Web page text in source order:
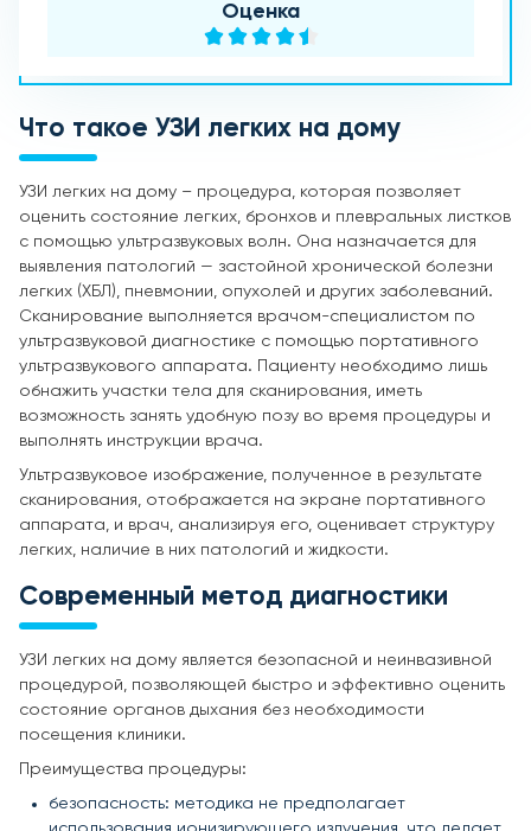
Оценка
Что такое УЗИ легких на дому
УЗИ легких на дому – процедура, которая позволяет
оценить состояние легких, бронхов и плевральных листков
с помощью ультразвуковых волн. Она назначается для
выявления патологий — застойной хронической болезни
легких (ХБЛ), пневмонии, опухолей и других заболеваний.
Сканирование выполняется врачом-специалистом по
ультразвуковой диагностике с помощью портативного
ультразвукового аппарата. Пациенту необходимо лишь
обнажить участки тела для сканирования, иметь
возможность занять удобную позу во время процедуры и
выполнять инструкции врача.
Ультразвуковое изображение, полученное в результате
сканирования, отображается на экране портативного
аппарата, и врач, анализируя его, оценивает структуру
легких, наличие в них патологий и жидкости.
Современный метод диагностики
УЗИ легких на дому является безопасной и неинвазивной
процедурой, позволяющей быстро и эффективно оценить
состояние органов дыхания без необходимости
посещения клиники.
Преимущества процедуры:
безопасность: методика не предполагает